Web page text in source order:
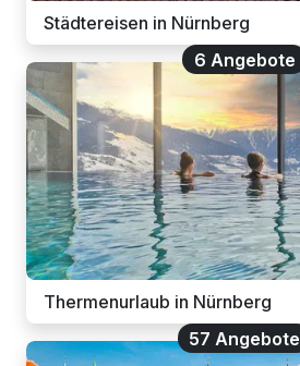
Städtereisen in Nürnberg
6 Angebote
Thermenurlaub in Nürnberg
57 Angebote